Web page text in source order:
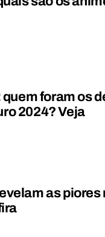
foram os
2024? Veja
as